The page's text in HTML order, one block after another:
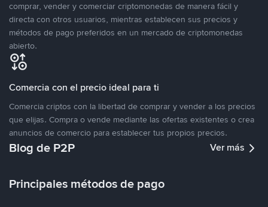
comprar, vender y comerciar criptomonedas de manera fácil y
directa con otros usuarios, mientras establecen sus precios y
métodos de pago preferidos en un mercado de criptomonedas
abierto.
Comercia con el precio ideal para ti
Comercia criptos con la libertad de comprar y vender a los precios
que elijas. Compra o vende mediante las ofertas existentes o crea
anuncios de comercio para establecer tus propios precios.
Blog de P2P Ver más
Principales métodos de pago